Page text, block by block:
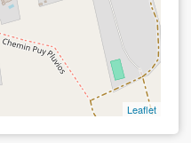
Leaflet